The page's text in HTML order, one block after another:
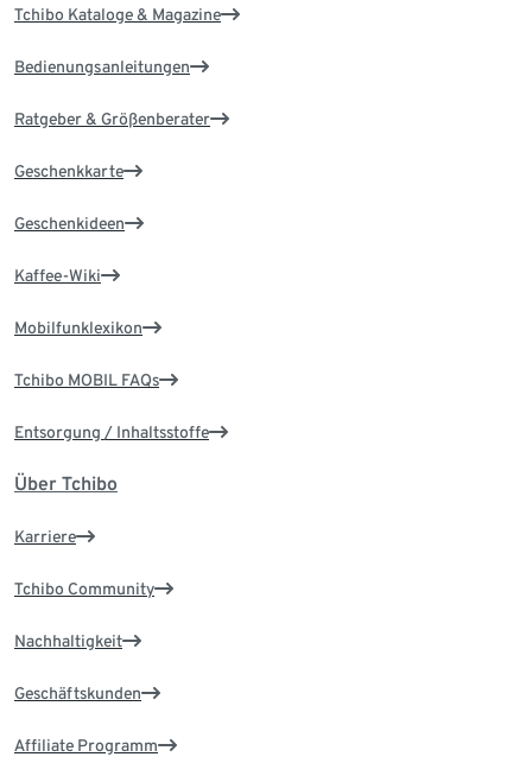
Tchibo Kataloge & Magazine
Bedienungsanleitungen
Ratgeber & Größenberater
Geschenkkarte
Geschenkideen
Kaffee-Wiki
Mobilfunklexikon
Tchibo MOBIL FAQs
Entsorgung / Inhaltsstoffe
Über Tchibo
Karriere
Tchibo Community
Nachhaltigkeit
Geschäftskunden
Affiliate Programm